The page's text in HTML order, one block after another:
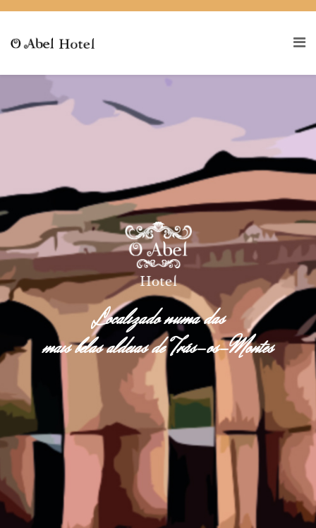
Localizado numa das
mais belas aldeias de Trás-os-Montes